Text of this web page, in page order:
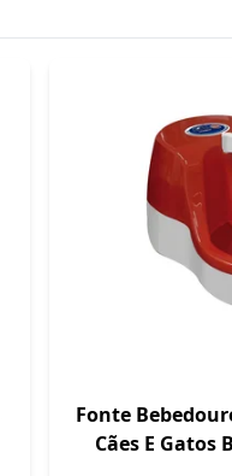
Fonte
Cães E Gatos